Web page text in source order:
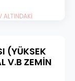
(YÜKSEK
V.B ZEMİN